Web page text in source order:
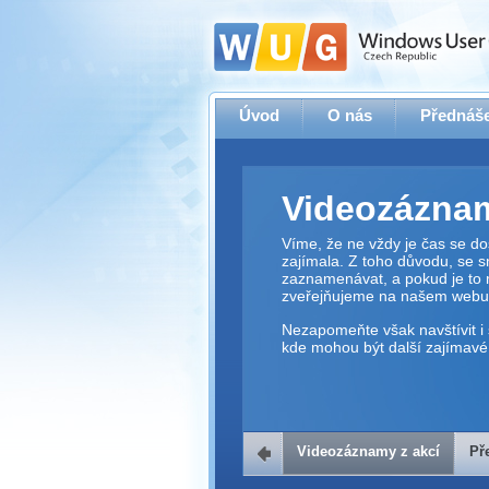
Úvod O nás
Víme, že ne vždy je čas se
zajímala. Z toho důvodu, se
zaznamenávat, a pokud je to
zveřejňujeme na našem webu.
Nezapomeňte však navštívit i
kde mohou být další zajímavé
Přehrávač
Videozáznamy z akcí